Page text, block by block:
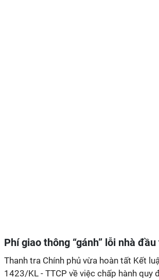
Phí giao thông “gánh” lỗi nhà
Thanh tra Chính phủ vừa hoàn tất Kết
1423/KL - TTCP về việc chấp hành quy